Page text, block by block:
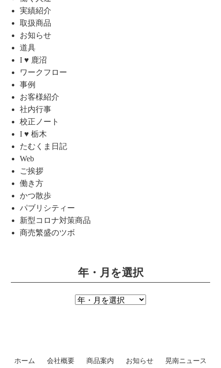
実績紹介
取扱商品
お知らせ
道具
I ♥ 鹿沼
ワークフロー
事例
お客様紹介
社内行事
校正ノート
I ♥ 栃木
たむくま日記
Web
ご挨拶
働き方
かつ散歩
パブリシティー
新型コロナ対策商品
商売繁盛のツボ
年・月を選択
ホーム 会社概要 商品案内 お知らせ 晃南ニュース